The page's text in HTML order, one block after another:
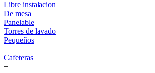
Libre instalacion
De mesa
Panelable
Torres de lavado
Pequeños
+
Cafeteras
+